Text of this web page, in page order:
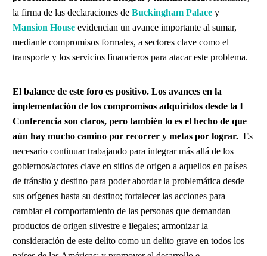
la firma de las declaraciones de Buckingham Palace y
Mansion House evidencian un avance importante al sumar,
mediante compromisos formales, a sectores clave como el
transporte y los servicios financieros para atacar este problema.
El balance de este foro es positivo. Los avances en la
implementación de los compromisos adquiridos desde la I
Conferencia son claros, pero también lo es el hecho de que
aún hay mucho camino por recorrer y metas por lograr. Es
necesario continuar trabajando para integrar más allá de los
gobiernos/actores clave en sitios de origen a aquellos en países
de tránsito y destino para poder abordar la problemática desde
sus orígenes hasta su destino; fortalecer las acciones para
cambiar el comportamiento de las personas que demandan
productos de origen silvestre e ilegales; armonizar la
consideración de este delito como un delito grave en todos los